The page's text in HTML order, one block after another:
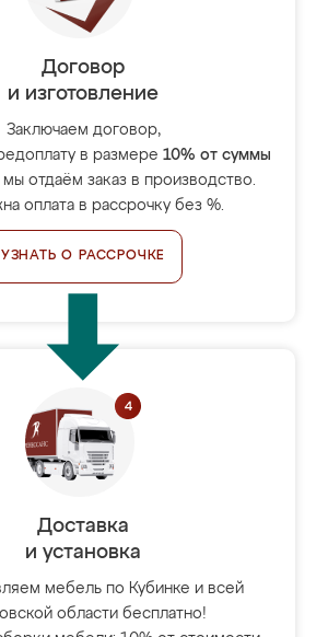
Договор
и изготовление
Заключаем договор,
в размере 10% от суммы
мы отдаём заказ в производство.
оплата в рассрочку без %.
УЗНАТЬ О РАССРОЧКЕ
Доставка
и установка
мебель по Кубинке и всей
области бесплатно!